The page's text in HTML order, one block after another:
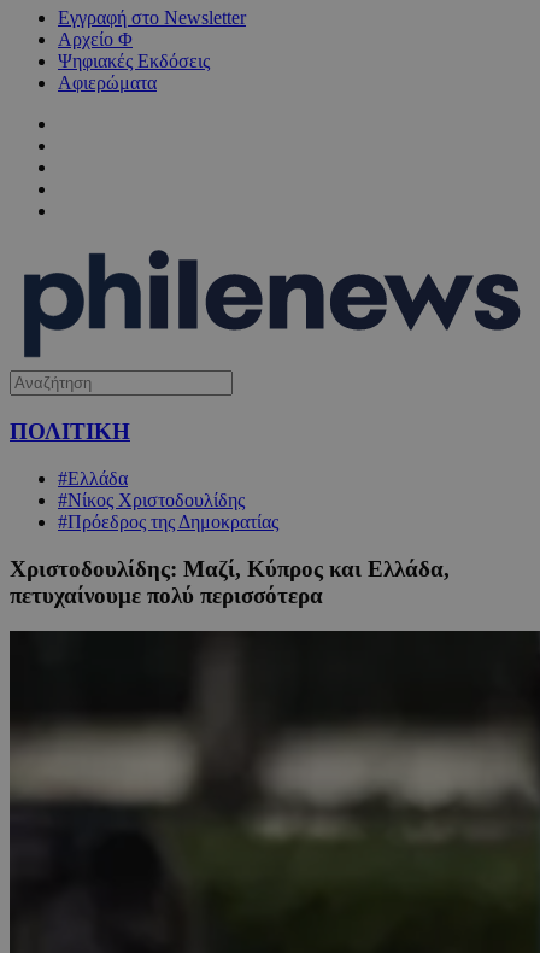
Εγγραφή στο Newsletter
Αρχείο Φ
Ψηφιακές Εκδόσεις
Αφιερώματα
ΠΟΛΙΤΙΚΗ
#Ελλάδα
#Νίκος Χριστοδουλίδης
#Πρόεδρος της Δημοκρατίας
Χριστοδουλίδης: Μαζί, Κύπρος και Ελλάδα,
πετυχαίνουμε πολύ περισσότερα